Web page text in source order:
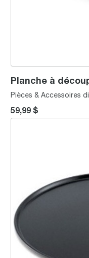
Planche à
Pièces & Accessoires
59,99 $
Plaque à pizza 12''